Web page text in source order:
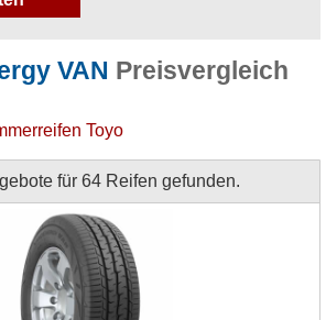
VAN Preisvergleich
Toyo
für 64 Reifen gefunden.